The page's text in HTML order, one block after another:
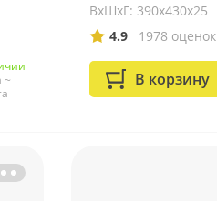
~
ВхШхГ: 390х430х25
4.9
1978 оценок
В корзину